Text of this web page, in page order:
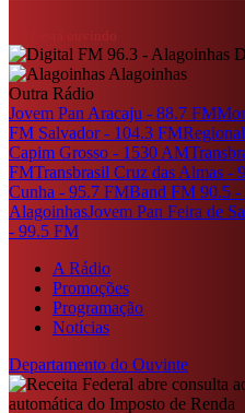
Você está ouvindo
Alagoinhas
Outra Rádio
Jovem Pan Aracaju - 88.7 FM
FM Salvador - 104.3 FM
Capim Grosso - 1530 AM
FMTransbrasil Cruz das Almas -
Cunha - 95.7 FMBand FM 90.5 -
AlagoinhasJovem Pan Feira de
- 99.5 FM
A Rádio
Promoções
Programação
Notícias
Departamento do Ouvinte